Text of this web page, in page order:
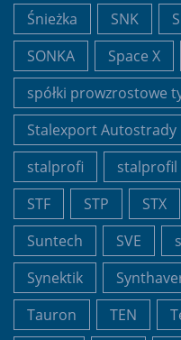
Śnieżka
SNK
SONKA
Space X
spółki prowzrostowe
Stalexport Autostrady
stalprofi
stalprofil
STF
STP STX
Suntech
SVE
Synektik
Tauron
TEN